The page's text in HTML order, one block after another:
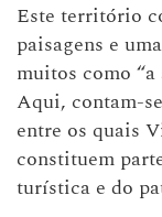
Este território
paisagens e
muitos como
Aqui, contam-
entre os quais
constituem
turística e do